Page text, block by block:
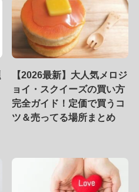
【2026最新】大人気メロジ
ョイ・スクイーズの買い方
完全ガイド！定価で買うコ
ツ＆売ってる場所まとめ